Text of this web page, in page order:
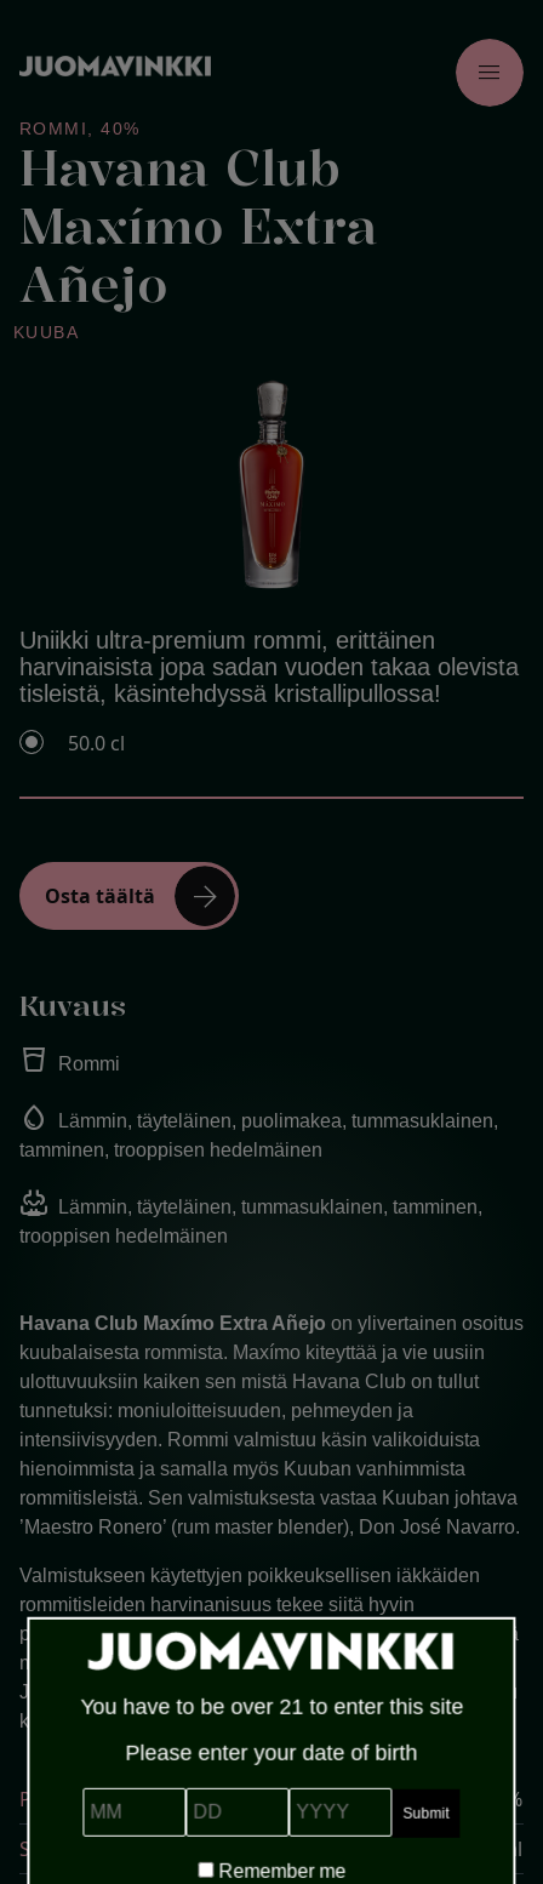
menu
ROMMI ,40%
Havana Club
Maxímo Extra
Añejo
KUUBA
Uniikki ultra-premium rommi, erittäinen
harvinaisista jopa sadan vuoden takaa olevista
tisleistä, käsintehdyssä kristallipullossa!
50.0 cl
Osta täältä arrow_forward
Kuvaus
water_full Rommi
water_drop
Lämmin, täyteläinen, puolimakea, tummasuklainen,
tamminen, trooppisen hedelmäinen
oxygen_saturation
Lämmin, täyteläinen, tummasuklainen, tamminen,
trooppisen hedelmäinen
Havana Club Maxímo Extra Añejo on ylivertainen osoitus
kuubalaisesta rommista. Maxímo kiteyttää ja vie uusiin
ulottuvuuksiin kaiken sen mistä Havana Club on tullut
tunnetuksi: moniuloitteisuuden, pehmeyden ja
intensiivisyyden. Rommi valmistuu käsin valikoiduista
hienoimmista ja samalla myös Kuuban vanhimmista
rommitisleistä. Sen valmistuksesta vastaa Kuuban johtava
’Maestro Ronero’ (rum master blender), Don José Navarro.
Valmistukseen käytettyjen poikkeuksellisen iäkkäiden
rommitisleiden harvinanisuus tekee siitä hyvin
poikkeuksellisen ja saatavuudeltaan rajatun tuotteen. Tätä
mestariteosta pullotetaan vain1 000 pulloa vuodessa
Jokainen pullo on yksilöllisesti numeroitu, käsin puhallettu
kristalliastia, jonka on suunnitellut lasimestari Paul Miller.
Prosentti
40%
Sokeri
7.00 g/100 ml
You have to be over 21 to enter this site
Please enter your date of birth
MM DD YYYY
Remember
Remember me